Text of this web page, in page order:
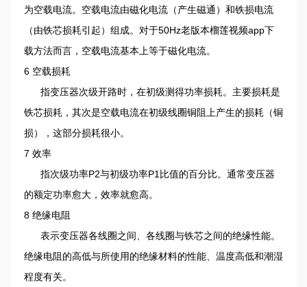
为空载电流。空载电流由磁化电流（产生磁通）和铁损电流
（由铁芯损耗引起）组成。对于50Hz老版本榴莲视频app下
载方法而言，空载电流基本上等于磁化电流。
6 空载损耗
指变压器次级开路时，在初级测得功率损耗。主要损耗是
铁芯损耗，其次是空载电流在初级线圈铜阻上产生的损耗（铜
损），这部分损耗很小。
7 效率
指次级功率P2与初级功率P1比值的百分比。通常变压器
的额定功率愈大，效率就愈高。
8 绝缘电阻
表示变压器各线圈之间、各线圈与铁芯之间的绝缘性能。
绝缘电阻的高低与所使用的绝缘材料的性能、温度高低和潮湿
程度有关。